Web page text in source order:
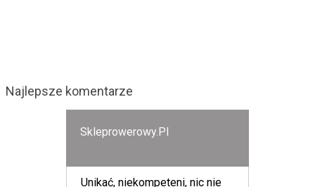
Najlepsze komentarze
Skleprowerowy.Pl
Unikać, niekompeteni, nic nie